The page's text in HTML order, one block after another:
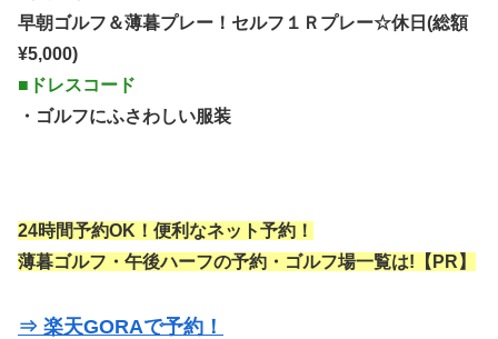
早朝ゴルフ＆薄暮プレー！セルフ１Ｒプレー☆休日(総額
¥5,000)
■ドレスコード
・ゴルフにふさわしい服装
24時間予約OK！便利なネット予約！
薄暮ゴルフ・午後ハーフの予約・ゴルフ場一覧は!【PR】
⇒ 楽天GORAで予約！